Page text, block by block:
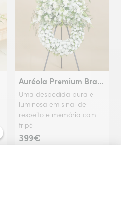
Auréola Premium Branca
Uma despedida pura e
luminosa em sinal de
respeito e memória com
tripé
399€